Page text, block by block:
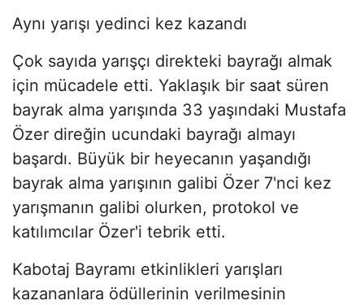
Aynı yarışı yedinci kez kazandı
Çok sayıda yarışçı direkteki bayrağı almak
için mücadele etti. Yaklaşık bir saat süren
bayrak alma yarışında 33 yaşındaki Mustafa
Özer direğin ucundaki bayrağı almayı
başardı. Büyük bir heyecanın yaşandığı
bayrak alma yarışının galibi Özer 7'nci kez
yarışmanın galibi olurken, protokol ve
katılımcılar Özer'i tebrik etti.
Kabotaj Bayramı etkinlikleri yarışları
kazananlara ödüllerinin verilmesinin